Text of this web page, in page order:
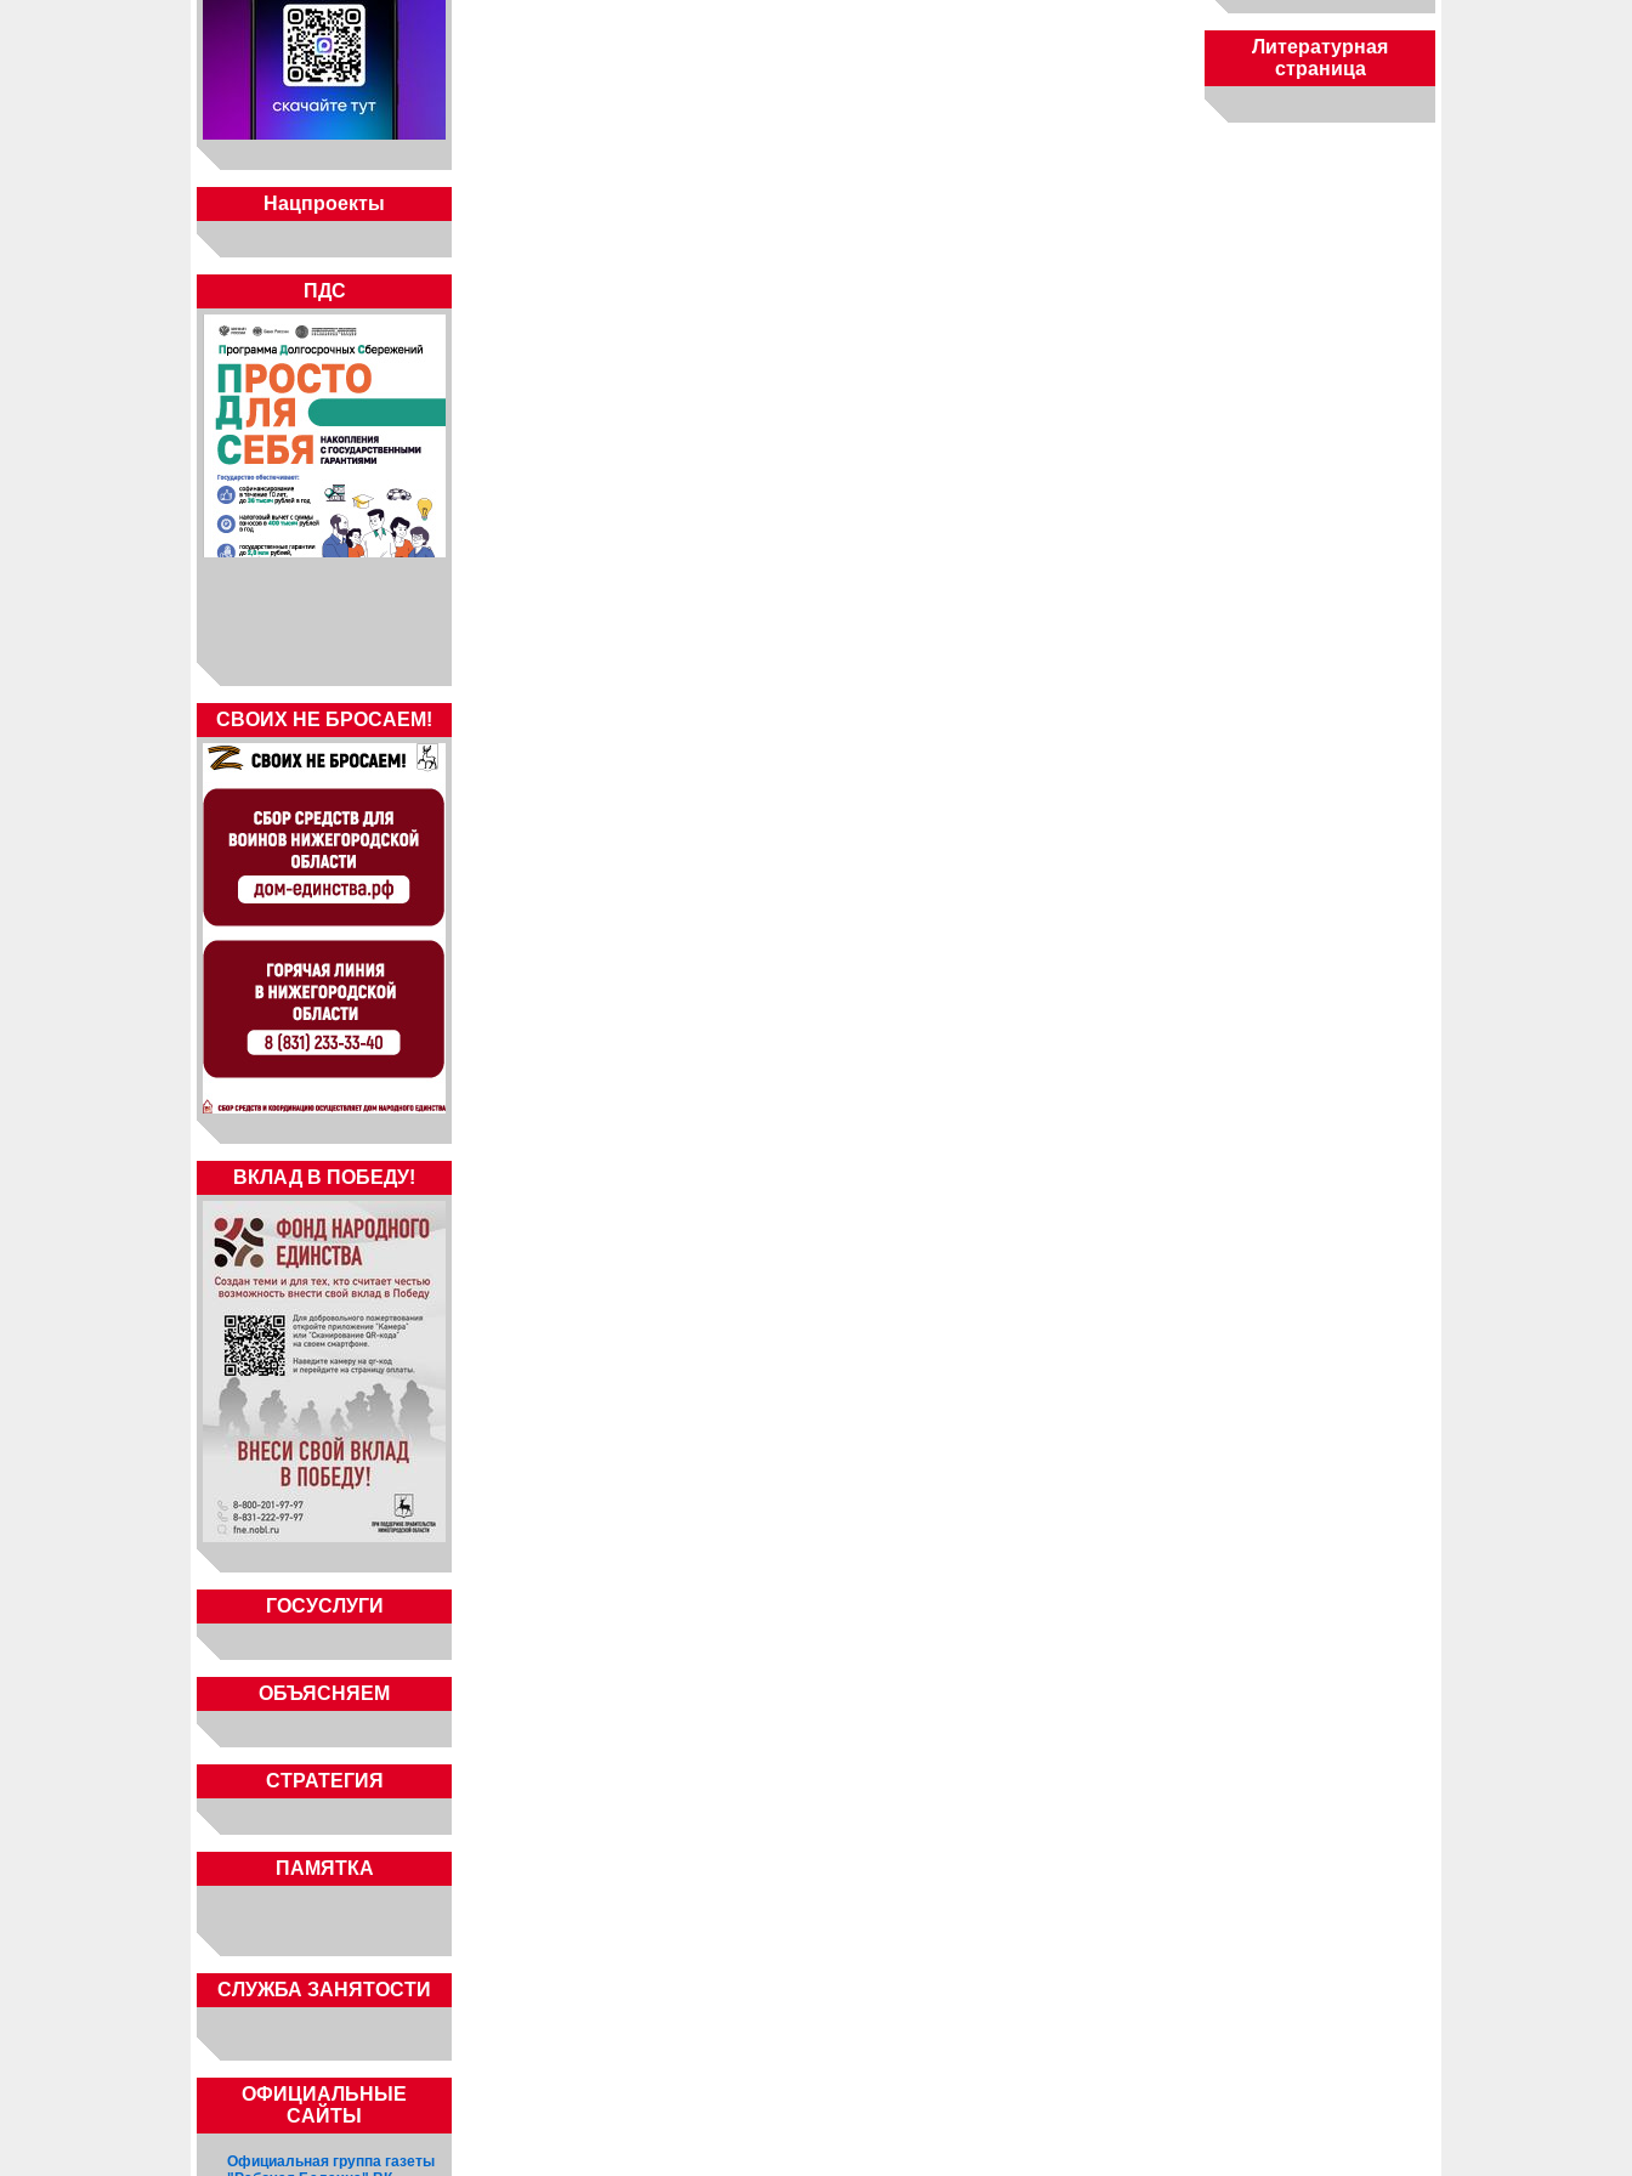
Нацпроекты
ПДС
СВОИХ НЕ БРОСАЕМ!
ВКЛАД В ПОБЕДУ!
ГОСУСЛУГИ
ОБЪЯСНЯЕМ
СТРАТЕГИЯ
ПАМЯТКА
CЛУЖБА ЗАНЯТОСТИ
ОФИЦИАЛЬНЫЕ
САЙТЫ
Официальная группа газеты
Литературная
страница